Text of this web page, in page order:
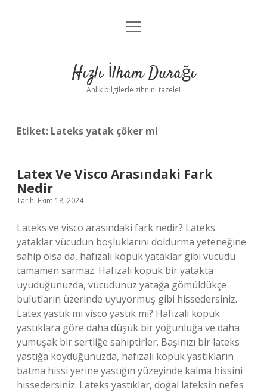
Anasayfa
Yasal Uyarı
menüyü
Hızlı İlham Durağı
Anlık bilgilerle zihnini tazele!
Etiket: Lateks yatak çöker mi
Latex Ve Visco Arasındaki Fark
Nedir
Tarih: Ekim 18, 2024
Lateks ve visco arasındaki fark nedir? Lateks
yataklar vücudun boşluklarını doldurma yeteneğine
sahip olsa da, hafızalı köpük yataklar gibi vücudu
tamamen sarmaz. Hafızalı köpük bir yatakta
uyuduğunuzda, vücudunuz yatağa gömüldükçe
bulutların üzerinde uyuyormuş gibi hissedersiniz.
Latex yastık mı visco yastık mı? Hafızalı köpük
yastıklara göre daha düşük bir yoğunluğa ve daha
yumuşak bir sertliğe sahiptirler. Başınızı bir lateks
yastığa koyduğunuzda, hafızalı köpük yastıkların
batma hissi yerine yastığın yüzeyinde kalma hissini
hissedersiniz. Lateks yastıklar, doğal lateksin nefes